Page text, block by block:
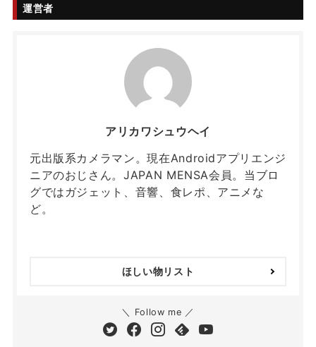
運営者
アリカワシュウヘイ
元出版系カメラマン。現在Androidアプリエンジ
ニアのおじさん。JAPAN MENSA会員。当ブロ
グではガジェット、音響、食レポ、アニメな
ど。
ほしい物リスト
＼ Follow me ／